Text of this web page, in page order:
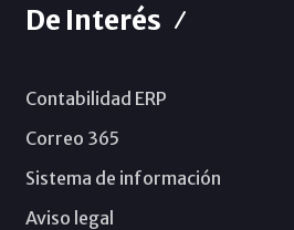
De Interés
Contabilidad ERP
Correo 365
Sistema de información
Aviso legal